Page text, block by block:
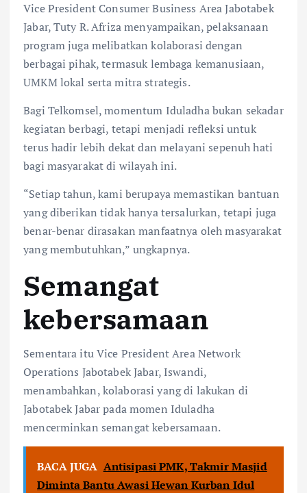
Vice President Consumer Business Area Jabotabek
Jabar, Tuty R. Afriza menyampaikan, pelaksanaan
program juga melibatkan kolaborasi dengan
berbagai pihak, termasuk lembaga kemanusiaan,
UMKM lokal serta mitra strategis.
Bagi Telkomsel, momentum Iduladha bukan sekadar
kegiatan berbagi, tetapi menjadi refleksi untuk
terus hadir lebih dekat dan melayani sepenuh hati
bagi masyarakat di wilayah ini.
“Setiap tahun, kami berupaya memastikan bantuan
yang diberikan tidak hanya tersalurkan, tetapi juga
benar-benar dirasakan manfaatnya oleh masyarakat
yang membutuhkan,” ungkapnya.
Semangat
kebersamaan
Sementara itu Vice President Area Network
Operations Jabotabek Jabar, Iswandi,
menambahkan, kolaborasi yang di lakukan di
Jabotabek Jabar pada momen Iduladha
mencerminkan semangat kebersamaan.
BACA JUGA Antisipasi PMK, Takmir Masjid
Diminta Bantu Awasi Hewan Kurban Idul